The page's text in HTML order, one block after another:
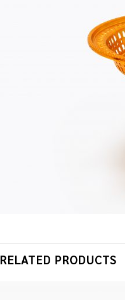
RELATED PRODUCTS